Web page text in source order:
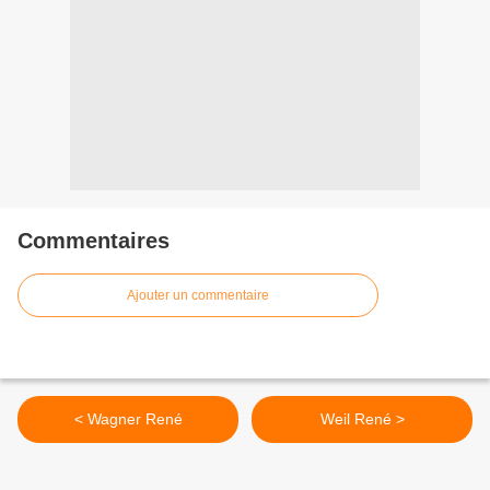
Commentaires
Ajouter un commentaire
< Wagner René Weil René >